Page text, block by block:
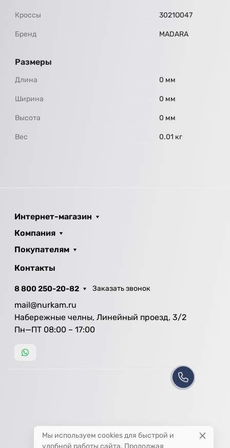
Кроссы 3021О047
Бренд МАDARA
Размеры
Длина 0 мм
Ширина 0 мм
Высота 0 мм
Вес 0.01 кг
Интернет-магазин
Компания
Покупателям
Контакты
8 800 250-20-82 Заказать звонок
mail@nurkam.ru
Набережные челны, Линейный проезд, 3/2
Пн—ПТ 08:00 – 17:00
Мы используем cookies для быстрой и
удобной работы сайта. Продолжая